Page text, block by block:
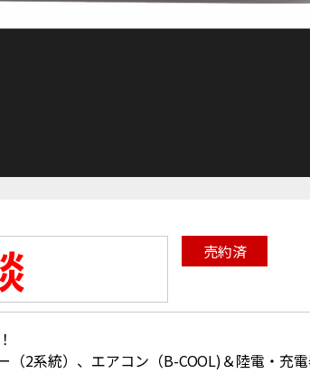
売約済
2系統）、エアコン（B-COOL)＆陸電・充